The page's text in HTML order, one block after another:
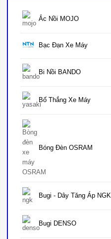
Ắc Nồi MOJO
Bạc Đạn Xe Máy
Bi Nồi BANDO
Bố Thắng Xe Máy
Bóng Đèn OSRAM
Bugi - Dây Tăng Áp NGK
Bugi DENSO